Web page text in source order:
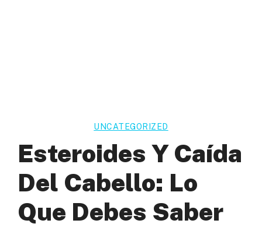
UNCATEGORIZED
Esteroides Y Caída
Del Cabello: Lo
Que Debes Saber